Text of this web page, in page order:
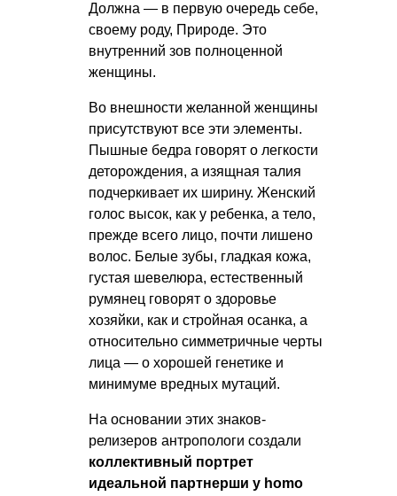
Должна — в первую очередь себе,
своему роду, Природе. Это
внутренний зов полноценной
женщины.
Во внешности желанной женщины
присутствуют все эти элементы.
Пышные бедра говорят о легкости
деторождения, а изящная талия
подчеркивает их ширину. Женский
голос высок, как у ребенка, а тело,
прежде всего лицо, почти лишено
волос. Белые зубы, гладкая кожа,
густая шевелюра, естественный
румянец говорят о здоровье
хозяйки, как и стройная осанка, а
относительно симметричные черты
лица — о хорошей генетике и
минимуме вредных мутаций.
На основании этих знаков-
релизеров антропологи создали
коллективный портрет
идеальной партнерши у homo